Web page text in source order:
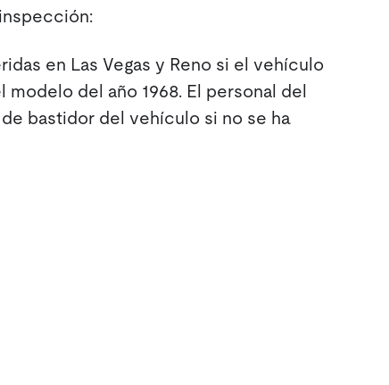
en Las Vegas y Reno si el vehículo
del año 1968. El personal del
bastidor del vehículo si no se ha